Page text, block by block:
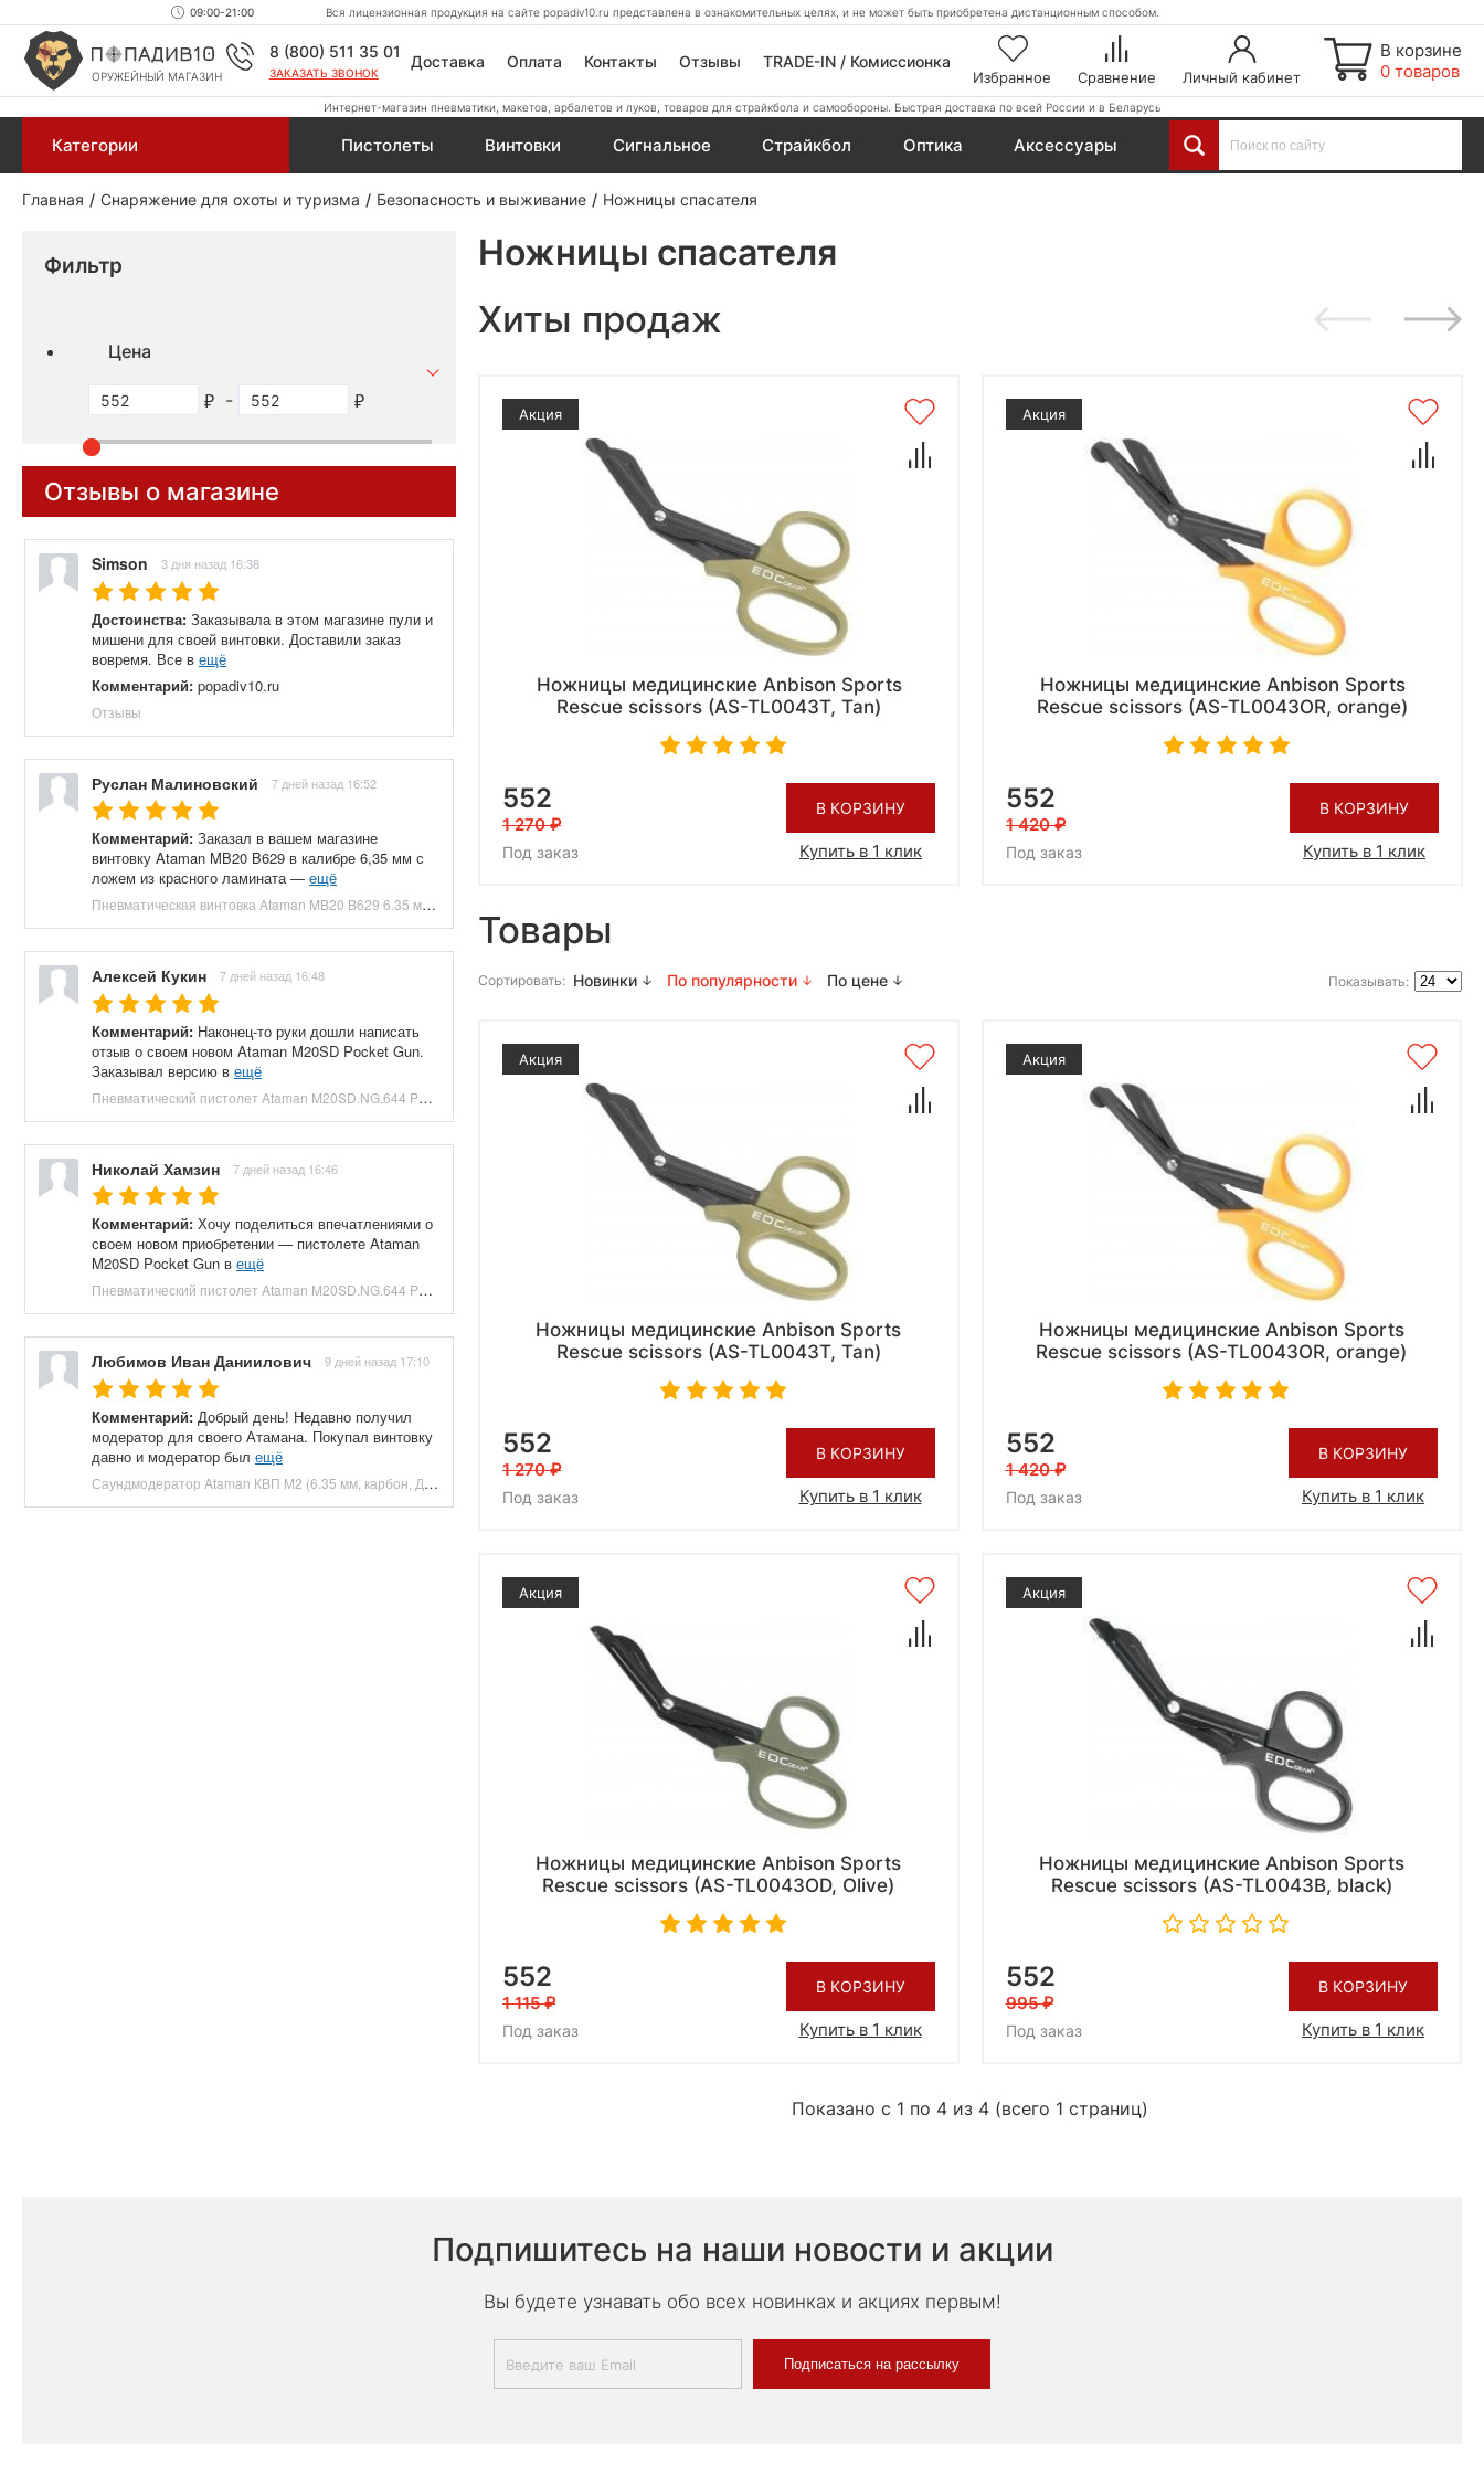
09:00-21:00 Вся лицензионная продукция на сайте popadiv10.ru представлена в ознакомительных целях, и не может быть приобретена дистанционным способом.
ОРУЖЕЙНЫЙ МАГАЗИН
8 (800) 511 35 01
ЗАКАЗАТЬ ЗВОНОК
Доставка Оплата Контакты Отзывы TRADE-IN / Комиссионка
Избранное Сравнение Личный кабинет
В корзине
0 товаров
Интернет-магазин пневматики, макетов, арбалетов и луков, товаров для страйкбола и самообороны. Быстрая доставка по всей России и в Беларусь
Категории Пистолеты Винтовки Сигнальное Страйкбол Оптика Аксессуары
Главная Снаряжение для охоты и туризма Безопасность и выживание Ножницы спасателя
Фильтр
Цена
-
Отзывы о магазине
Simson 3 дня назад 16:38
Достоинства: Заказывала в этом магазине пули и
мишени для своей винтовки. Доставили заказ
вовремя. Все в ещё
Комментарий: popadiv10.ru
Отзывы
Руслан Малиновский 7 дней назад 16:52
Комментарий: Заказал в вашем магазине
винтовку Ataman MB20 B629 в калибре 6,35 мм с
ложем из красного ламината — ещё
Пневматическая винтовка Ataman MB20 B629 6.35 мм (редуктор, под полнотел, колба, красный ламинат) купить в Москве и СПБ, цена 153100 руб. Доставка по РФ!
Алексей Кукин 7 дней назад 16:48
Комментарий: Наконец-то руки дошли написать
отзыв о своем новом Ataman M20SD Pocket Gun.
Заказывал версию в ещё
Пневматический пистолет Ataman M20SD.NG.644 Pocket Gun 6.35 мм (приклад, полнотел, бук, зеленый) купить в Москве и СПБ, цена 130000 руб. Доставка по РФ!
Николай Хамзин 7 дней назад 16:46
Комментарий: Хочу поделиться впечатлениями о
своем новом приобретении — пистолете Ataman
M20SD Pocket Gun в ещё
Пневматический пистолет Ataman M20SD.NG.644 Pocket Gun 6.35 мм (приклад, полнотел, бук, красный) купить в Москве и СПБ, цена 130000 руб. Доставка по РФ!
Любимов Иван Даниилович 9 дней назад 17:10
Комментарий: Добрый день! Недавно получил
модератор для своего Атамана. Покупал винтовку
давно и модератор был ещё
Саундмодератор Ataman КВП M2 (6.35 мм, карбон, ДТК) купить в Москве и СПБ, цена 12210 руб. Доставка по РФ!
Ножницы спасателя
Хиты продаж
Акция
Ножницы медицинские Anbison Sports
Rescue scissors (AS-TL0043T, Tan)
552
1 270
Под заказ
В КОРЗИНУ
Купить в 1 клик
Акция
Ножницы медицинские Anbison Sports
Rescue scissors (AS-TL0043OR, orange)
552
1 420
Под заказ
В КОРЗИНУ
Купить в 1 клик
Товары
Сортировать: Новинки По популярности По цене Показывать:
Акция
Ножницы медицинские Anbison Sports
Rescue scissors (AS-TL0043T, Tan)
552
1 270
Под заказ
В КОРЗИНУ
Купить в 1 клик
Акция
Ножницы медицинские Anbison Sports
Rescue scissors (AS-TL0043OR, orange)
552
1 420
Под заказ
В КОРЗИНУ
Купить в 1 клик
Акция
Ножницы медицинские Anbison Sports
Rescue scissors (AS-TL0043OD, Olive)
552
1 115
Под заказ
В КОРЗИНУ
Купить в 1 клик
Акция
Ножницы медицинские Anbison Sports
Rescue scissors (AS-TL0043B, black)
552
995
Под заказ
В КОРЗИНУ
Купить в 1 клик
Показано с 1 по 4 из 4 (всего 1 страниц)
Подпишитесь на наши новости и акции
Вы будете узнавать обо всех новинках и акциях первым!
Подписаться на рассылку